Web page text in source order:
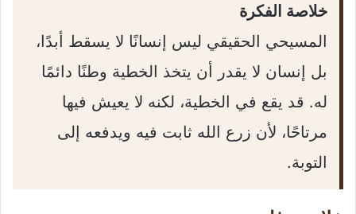
خلاصة الفكرة
المسيحي الحقيقي ليس إنسانًا لا يسقط أبدًا،
بل إنسان لا يقدر أن يتخذ الخطية وطنًا دائمًا
له. قد يقع في الخطية، لكنه لا يعيش فيها
مرتاحًا، لأن زرع الله ثابت فيه ويدفعه إلى
التوبة.